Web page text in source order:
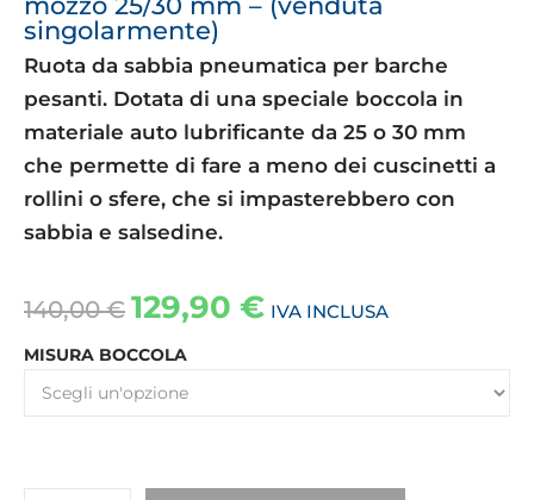
singolarmente)
Ruota da sabbia pneumatica per barche
pesanti. Dotata di una speciale boccola in
materiale auto lubrificante da 25 o 30 mm
che permette di fare a meno dei cuscinetti a
rollini o sfere, che si impasterebbero con
sabbia e salsedine.
140,00€ 129,90 € IVA INCLUSA
MISURA BOCCOLA